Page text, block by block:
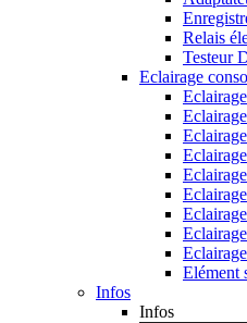
Relais
Testeur
Eclairage
Elément
Infos
Infos